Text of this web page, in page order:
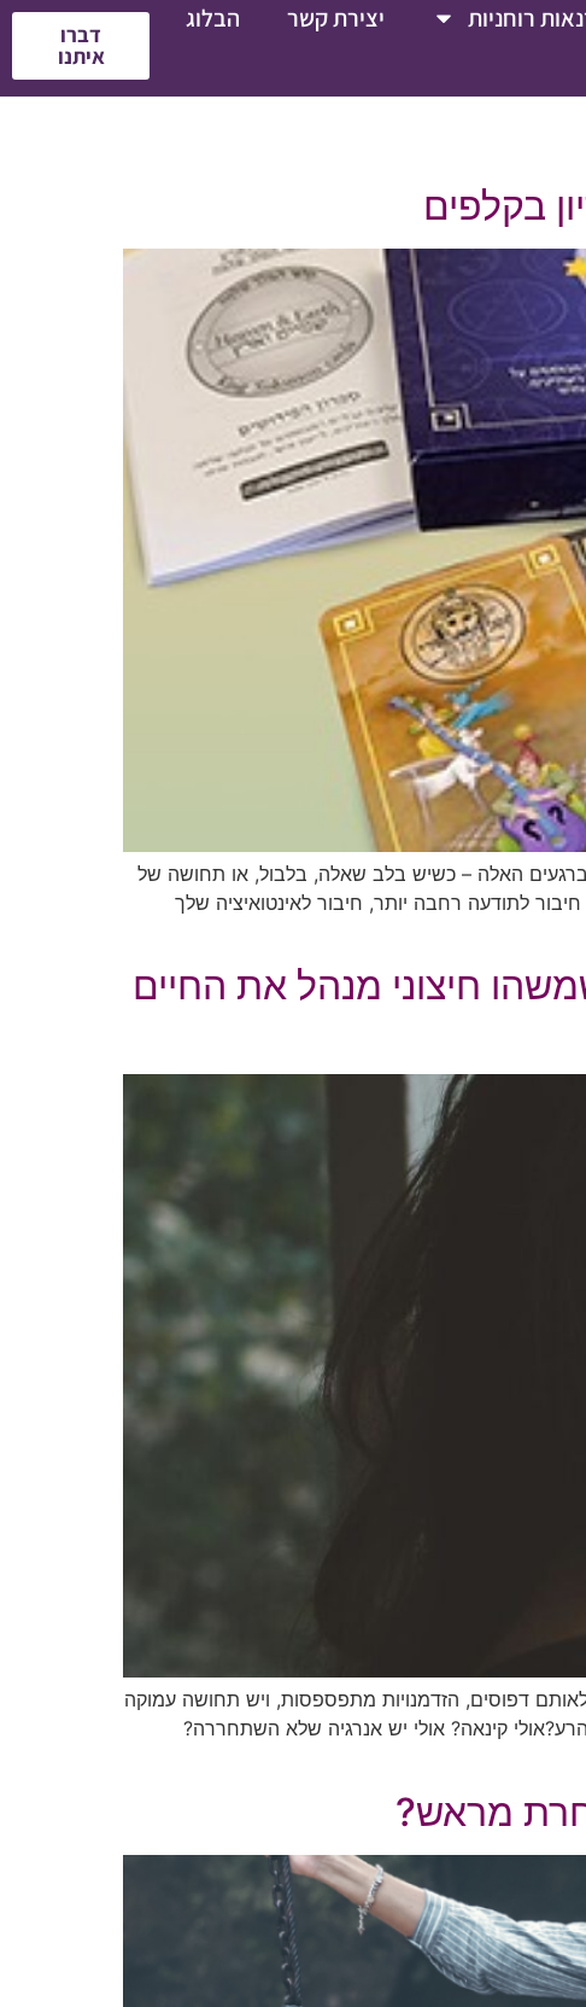
רוחניות יצירת קשר
הבלוג
דברו
איתנו
בקלפים
האלה – כשיש בלב שאלה, בלבול, או תחושה של
לתודעה רחבה יותר, חיבור לאינטואיציה שלך
חיצוני מנהל את החיים
דפוסים, הזדמנויות מתפספסות, ויש תחושה עמוקה
קינאה? אולי יש אנרגיה שלא השתחררה?
מראש?